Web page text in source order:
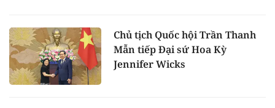
Chủ tịch Quốc hội Trần Thanh
Mẫn tiếp Đại sứ Hoa Kỳ
Jennifer Wicks